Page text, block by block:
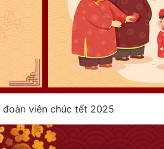
đoàn viên chúc tết 2025